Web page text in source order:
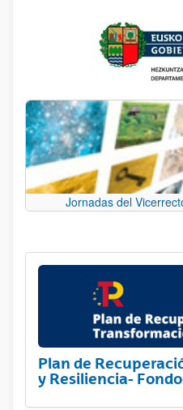
Jornadas del
Plan de
y Resiliencia-